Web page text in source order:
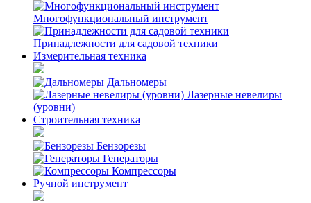
Многофункциональный инструмент
Принадлежности для садовой техники
Измерительная техника
Дальномеры
Лазерные невелиры
(уровни)
Строительная техника
Бензорезы
Генераторы
Компрессоры
Ручной инструмент